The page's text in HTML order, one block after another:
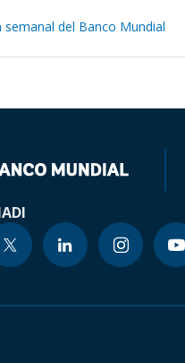
semanal del Banco Mundial